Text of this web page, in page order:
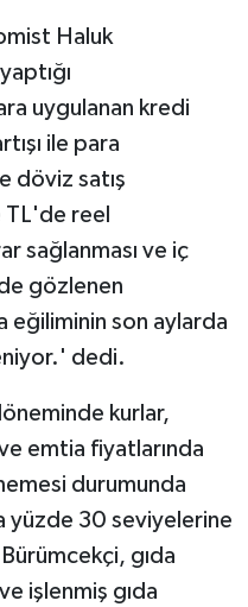
Haluk
uygulanan kredi
ile para
döviz satış
reel
sağlanması ve iç
gözlenen
eğiliminin son aylarda
dedi.
kurlar,
emtia fiyatlarında
durumunda
yüzde 30 seviyelerine
gıda
işlenmiş gıda